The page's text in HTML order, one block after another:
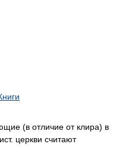
(в отличие от клира) в
церкви считают